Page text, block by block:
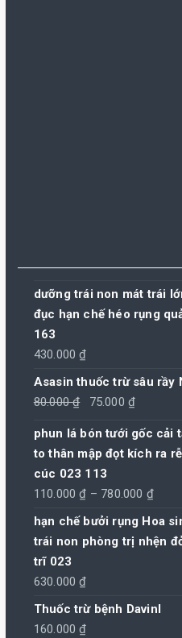
dưỡng trái non mát trái
đục hạn chế héo rụng
163
430.000₫
Asasin thuốc trừ sâu rầy
80.000₫
Giá
là:
80.000 ₫.
75.000 ₫
tại
là:
phun lá bón tưới gốc cải
to thân mập đọt kích ra
cúc 023 113
110.000₫ – 780.000 ₫
từ
hạn chế bưởi rụng Hoa
trái non phòng trị nhện
trĩ 023
630.000₫
Thuốc trừ bệnh Davinl
160.000₫